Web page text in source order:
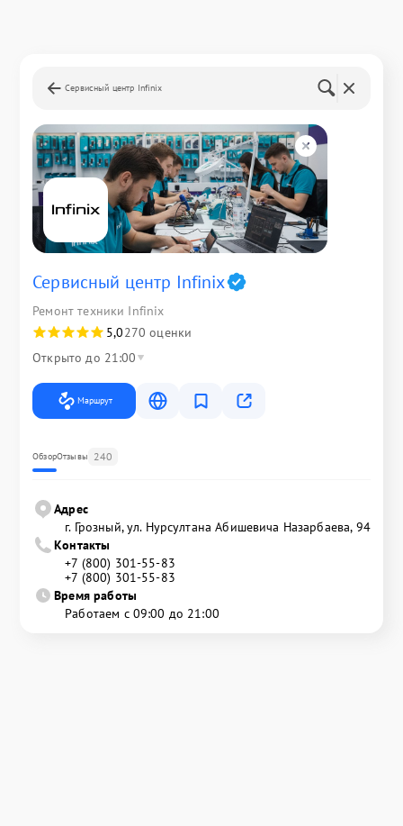
Сервисный центр Infinix
Сервисный центр Infinix
Ремонт техники Infinix
5,0270 оценки
Открыто до 21:00
Маршрут
ОбзорОтзывы 240
Адрес
г. Грозный, ул. Нурсултана Абишевича Назарбаева, 94
Контакты
+7 (800) 301-55-83
+7 (800) 301-55-83
Время работы
Работаем с 09:00 до 21:00